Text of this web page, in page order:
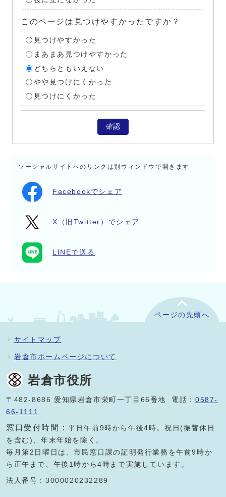
このページは見つけやすかったですか？
見つけやすかった
まあまあ見つけやすかった
どちらともいえない
やや見つけにくかった
見つけにくかった
確認
ソーシャルサイトへのリンクは別ウィンドウで開きます
Facebookでシェア
X（旧Twitter）でシェア
LINEで送る
ページの先頭へ
サイトマップ
岩倉市ホームページについて
岩倉市役所
〒482-8686 愛知県岩倉市栄町一丁目66番地 電話：0587-
66-1111
窓口受付時間：平日午前9時から午後4時。祝日(振替休日
を含む)、年末年始を除く。
毎月第2日曜日は、市民窓口課の証明発行業務を午前9時か
ら正午まで、午後1時から4時まで実施しています。
法人番号：3000020232289